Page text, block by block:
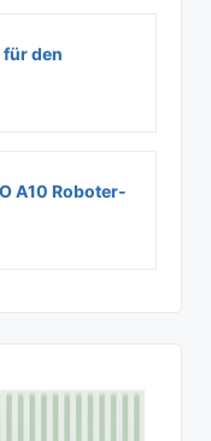
den
A10 Roboter-